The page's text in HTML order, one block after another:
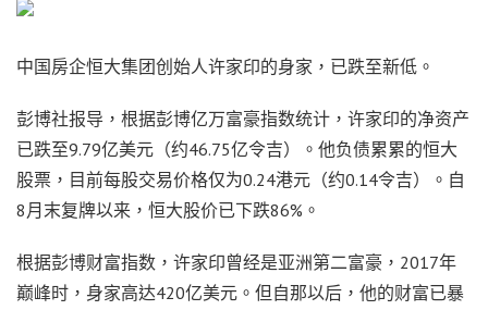
中国房企恒大集团创始人许家印的身家，已跌至新低。
彭博社报导，根据彭博亿万富豪指数统计，许家印的净资产
已跌至9.79亿美元（约46.75亿令吉）。他负债累累的恒大
股票，目前每股交易价格仅为0.24港元（约0.14令吉）。自
8月末复牌以来，恒大股价已下跌86%。
根据彭博财富指数，许家印曾经是亚洲第二富豪，2017年
巅峰时，身家高达420亿美元。但自那以后，他的财富已暴